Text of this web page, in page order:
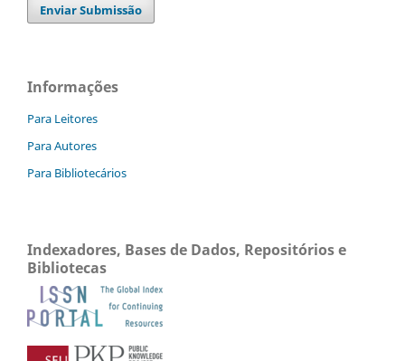
Enviar Submissão
Informações
Para Leitores
Para Autores
Para Bibliotecários
Indexadores, Bases de Dados, Repositórios e
Bibliotecas